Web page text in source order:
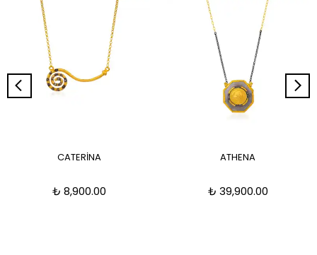
CATERİNA
₺ 8,900.00
ATHENA
₺ 39,900.00